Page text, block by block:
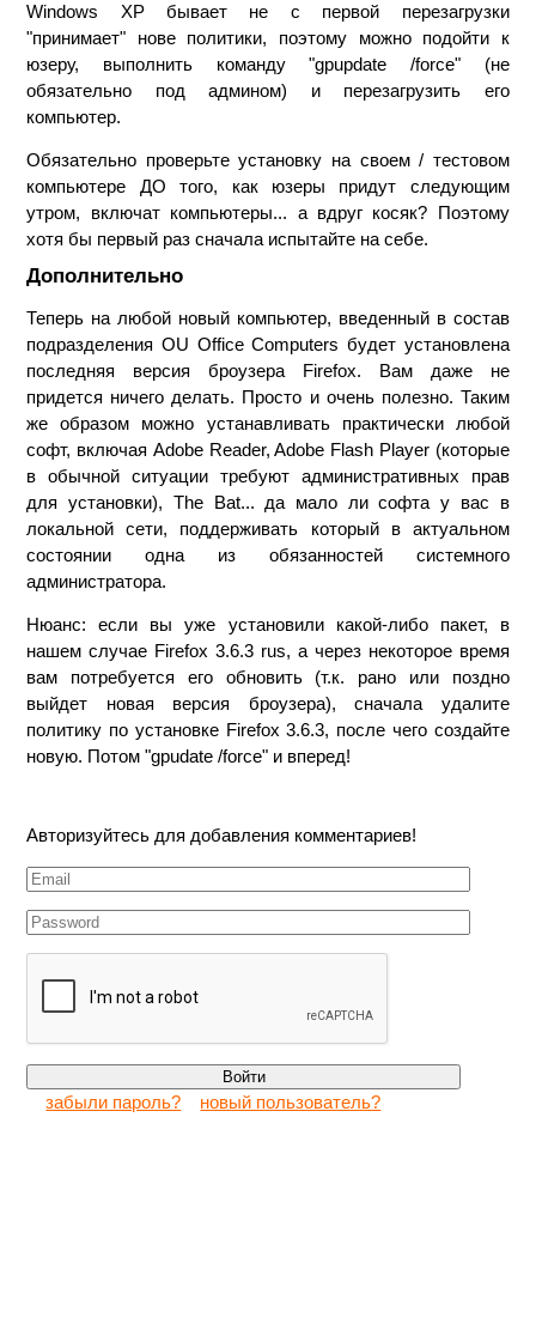
Windows XP бывает не с первой перезагрузки
"принимает" нове политики, поэтому можно подойти к
юзеру, выполнить команду "gpupdate /force" (не
обязательно под админом) и перезагрузить его
компьютер.
Обязательно проверьте установку на своем / тестовом
компьютере ДО того, как юзеры придут следующим
утром, включат компьютеры... а вдруг косяк? Поэтому
хотя бы первый раз сначала испытайте на себе.
Дополнительно
Теперь на любой новый компьютер, введенный в состав
подразделения OU Office Computers будет установлена
последняя версия броузера Firefox. Вам даже не
придется ничего делать. Просто и очень полезно. Таким
же образом можно устанавливать практически любой
софт, включая Adobe Reader, Adobe Flash Player (которые
в обычной ситуации требуют административных прав
для установки), The Bat... да мало ли софта у вас в
локальной сети, поддерживать который в актуальном
состоянии одна из обязанностей системного
администратора.
Нюанс: если вы уже установили какой-либо пакет, в
нашем случае Firefox 3.6.3 rus, а через некоторое время
вам потребуется его обновить (т.к. рано или поздно
выйдет новая версия броузера), сначала удалите
политику по установке Firefox 3.6.3, после чего создайте
новую. Потом "gpudate /force" и вперед!
Авторизуйтесь для добавления комментариев!
забыли пароль? новый пользователь?